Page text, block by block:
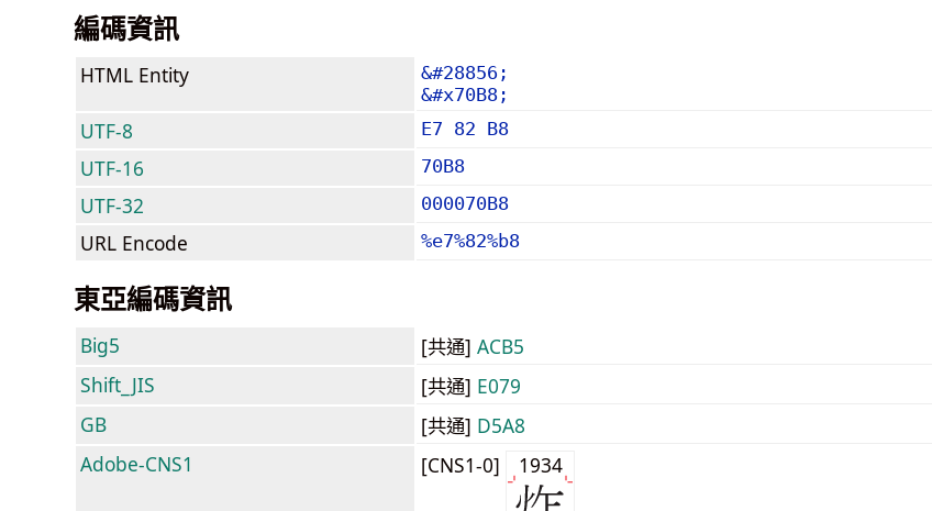
編碼資訊
HTML Entity
&#28856;
&#x70B8;
UTF-8 E7 82 B8
UTF-16 70B8
UTF-32 000070B8
URL Encode %e7%82%b8
東亞編碼資訊
Big5 [共通] ACB5
Shift_JIS
[共通] E079
GB
[共通] D5A8
Adobe-CNS1
[CNS1-0] 1934